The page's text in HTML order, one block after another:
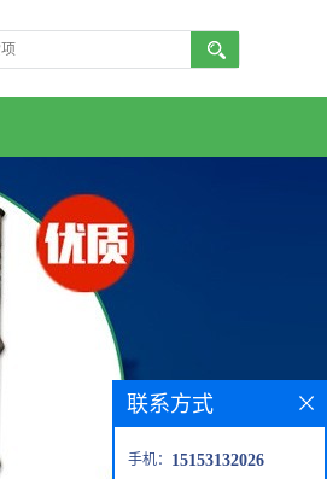
联系方式
手机： 15153132026